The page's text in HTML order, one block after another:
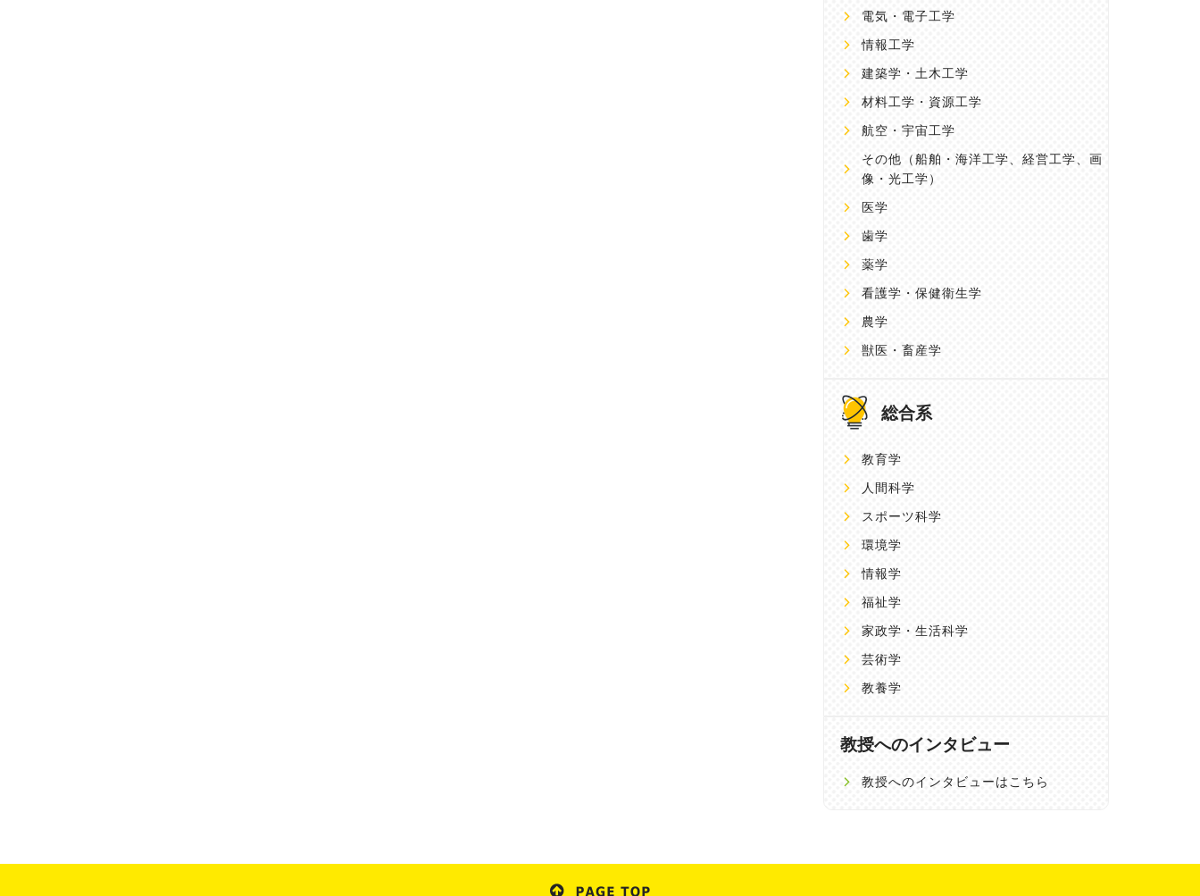
電気・電子工学
情報工学
建築学・土木工学
材料工学・資源工学
航空・宇宙工学
その他 （船舶・海洋工学、経営工学、画
像・光工学）
医学
歯学
薬学
看護学・保健衛生学
農学
獣医・畜産学
総合系
教育学
人間科学
スポーツ科学
環境学
情報学
福祉学
家政学・生活科学
芸術学
教養学
教授へのインタビュー
教授へのインタビューはこちら